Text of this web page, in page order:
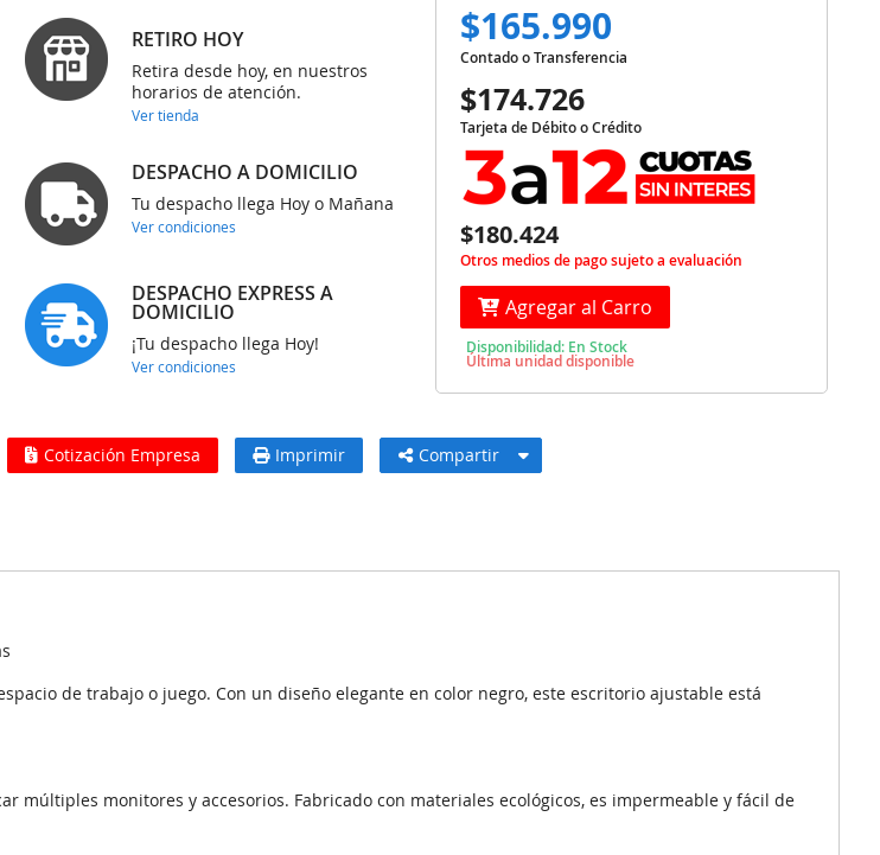
RETIRO HOY
Retira desde hoy, en nuestros
horarios de atención.
Ver tienda
DESPACHO A DOMICILIO
Tu despacho llega Hoy o Mañana
Ver condiciones
DESPACHO EXPRESS A
DOMICILIO
¡Tu despacho llega Hoy!
Ver condiciones
$165.990
Contado o Transferencia
$174.726
Tarjeta de Débito o Crédito
$180.424
Otros medios de pago sujeto a evaluación
Agregar al Carro
Disponibilidad: En Stock
Última unidad disponible
Cotización Empresa Imprimir Compartir
de trabajo o juego. Con un diseño elegante en color negro, este escritorio ajustable está
múltiples monitores y accesorios. Fabricado con materiales ecológicos, es impermeable y fácil de